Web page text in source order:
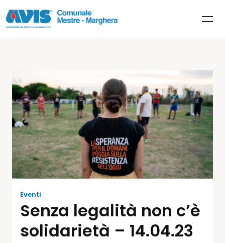
Eventi
Senza legalità non c’è
solidarietà – 14.04.23